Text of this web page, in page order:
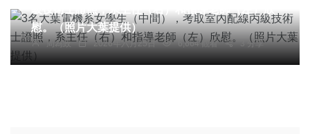
慰。（照片大葉提供）
周為政 2026年六月25日 6,664 觀看 3 分享